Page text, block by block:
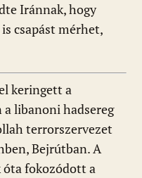
Iránnak, hogy
csapást mérhet,
keringett a
a libanoni hadsereg
terrorszervezet
Bejrútban. A
fokozódott a